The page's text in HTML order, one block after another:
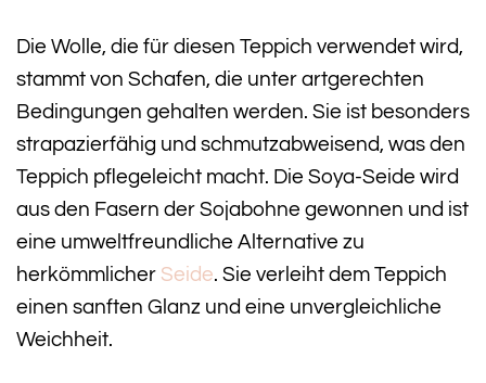
Die Wolle, die für diesen Teppich verwendet wird,
stammt von Schafen, die unter artgerechten
Bedingungen gehalten werden. Sie ist besonders
strapazierfähig und schmutzabweisend, was den
Teppich pflegeleicht macht. Die Soya-Seide wird
aus den Fasern der Sojabohne gewonnen und ist
eine umweltfreundliche Alternative zu
herkömmlicher Seide. Sie verleiht dem Teppich
einen sanften Glanz und eine unvergleichliche
Weichheit.